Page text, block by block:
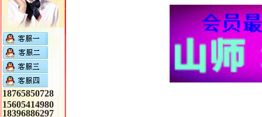
18765850728
15605414980
18396886297